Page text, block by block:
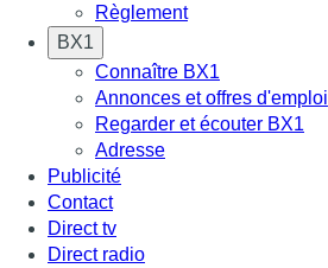
Règlement
BX1
Connaître BX1
Annonces et offres d'emploi
Regarder et écouter BX1
Adresse
Publicité
Contact
Direct tv
Direct radio